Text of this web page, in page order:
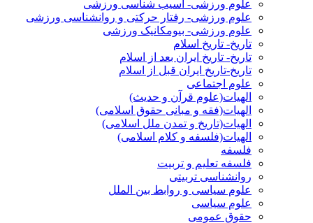
علوم ورزشی- آسیب شناسی ورزشی
علوم ورزشی- رفتار حرکتی و روانشناسی ورزشی
علوم ورزشی- بیومکانیک ورزشی
تاریخ- تاریخ اسلام
تاریخ- تاریخ ایران بعد از اسلام
تاریخ-تاریخ ایران قبل از اسلام
علوم اجتماعی
الهیات(علوم قرآن و حدیث)
الهیات(فقه و مبانی حقوق اسلامی)
الهیات(تاریخ و تمدن ملل اسلامی)
الهیات(فلسفه و کلام اسلامی)
فلسفه
فلسفه تعلیم و تربیت
روانشناسی تربیتی
علوم سیاسی و روابط بین الملل
علوم سیاسی
حقوق عمومی